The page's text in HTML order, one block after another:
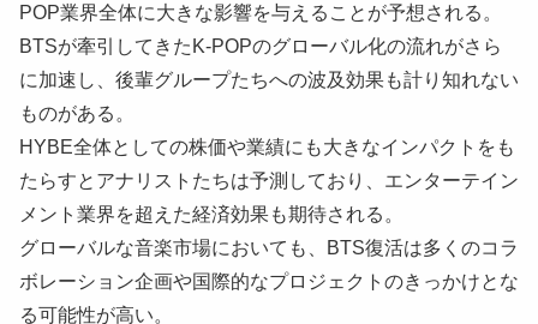
POP業界全体に大きな影響を与えることが予想される。
BTSが牽引してきたK-POPのグローバル化の流れがさら
に加速し、後輩グループたちへの波及効果も計り知れない
ものがある。
HYBE全体としての株価や業績にも大きなインパクトをも
たらすとアナリストたちは予測しており、エンターテイン
メント業界を超えた経済効果も期待される。
グローバルな音楽市場においても、BTS復活は多くのコラ
ボレーション企画や国際的なプロジェクトのきっかけとな
る可能性が高い。